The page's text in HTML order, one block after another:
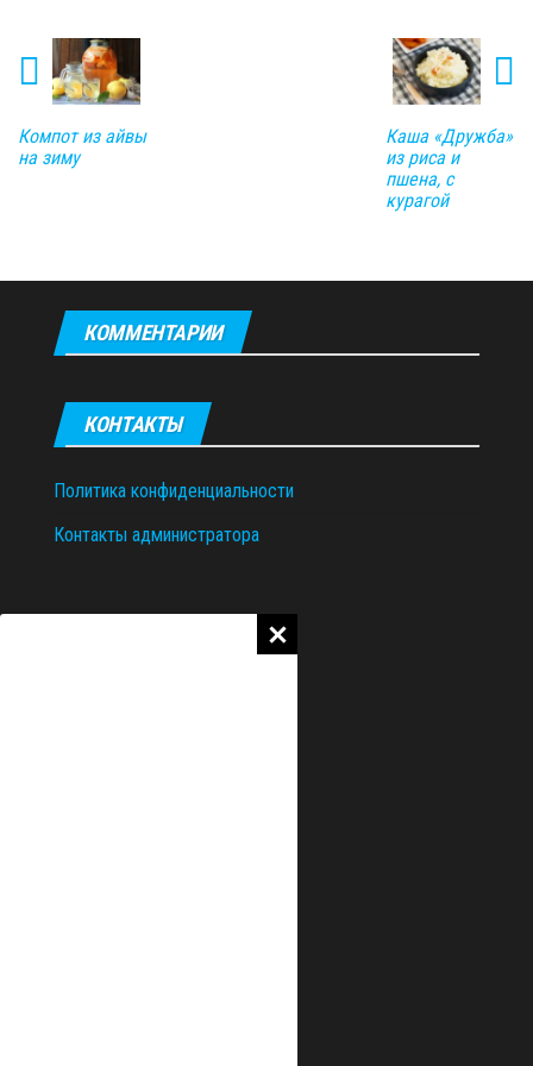
Компот из айвы
на зиму
Каша «Дружба»
из риса и
пшена, с
курагой
КОММЕНТАРИИ
КОНТАКТЫ
Политика конфиденциальности
Контакты администратора